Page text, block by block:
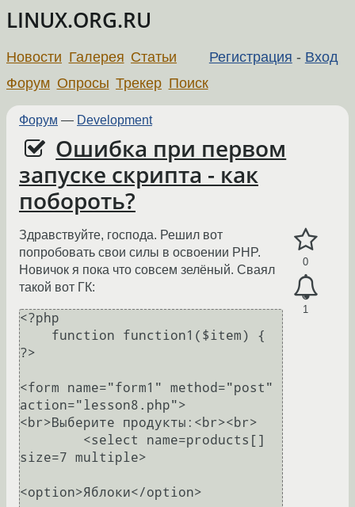
LINUX.ORG.RU
Регистрация - Вход
Новости Галерея Статьи
Форум Опросы Трекер Поиск
Форум — Development
Ошибка при первом
запуске скрипта - как
побороть?
0
1
Здравствуйте, господа. Решил вот
попробовать свои силы в освоении PHP.
Новичок я пока что совсем зелёный. Сваял
такой вот ГК:
<?php
?>
<form name="form1" method="post"
action="lesson8.php">
<br>Выберите продукты:<br><br>
size=7 multiple>
<option>Яблоки</option>